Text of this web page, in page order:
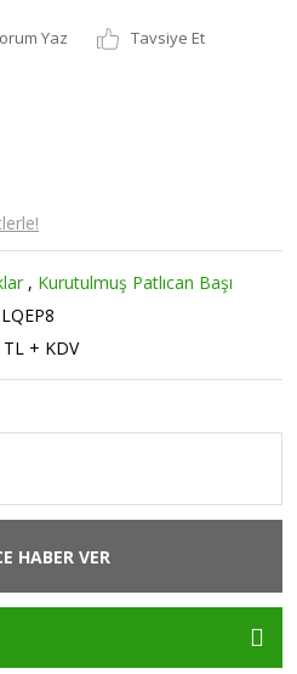
Yaz
Tavsiye Et
, Kurutulmuş Patlıcan Başı
+ KDV
HABER VER